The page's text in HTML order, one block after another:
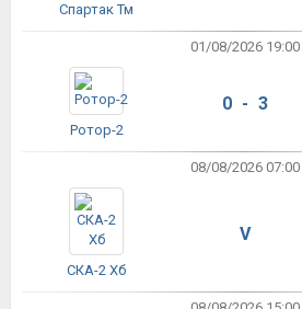
Спартак Тм
01/08/2026 19:00
Ротор-2
0 - 3
08/08/2026 07:00
СКА-2 Хб
V